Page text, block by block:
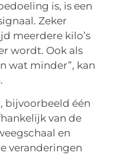
is, is een
Zeker
meerdere kilo’s
wordt. Ook als
wat minder”, kan
bijvoorbeeld één
van de
en
veranderingen